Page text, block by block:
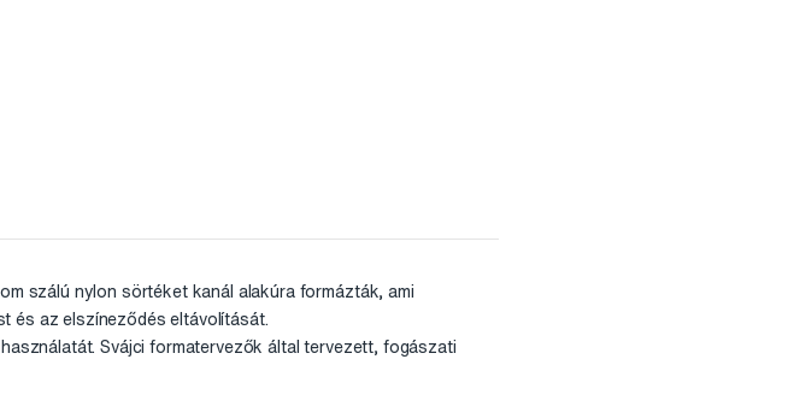
szálú nylon sörtéket kanál alakúra formázták, ami
és az elszíneződés eltávolítását.
Svájci formatervezők által tervezett, fogászati